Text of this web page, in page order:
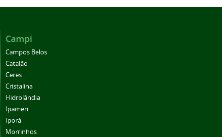
Campi
Campos Belos
Catalão
Ceres
Cristalina
Hidrolândia
Ipameri
Iporá
Morrinhos